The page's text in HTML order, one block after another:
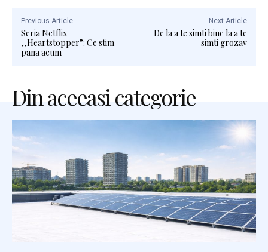
Previous Article
Seria Netflix
,,Heartstopper”: Ce stim
pana acum
Next Article
De la a te simti bine la a te
simti grozav
Din aceeasi categorie